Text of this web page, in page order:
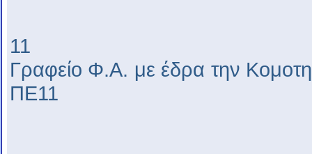
11
Γραφείο Φ.Α. με έδρα την
ΠΕ11